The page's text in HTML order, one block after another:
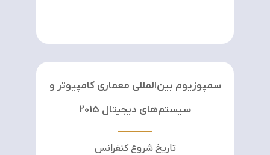
سمپوزیوم بين‌المللي معماری کامپیوتر و
سیستم‌های دیجیتال 2015
تاریخ شروع کنفرانس